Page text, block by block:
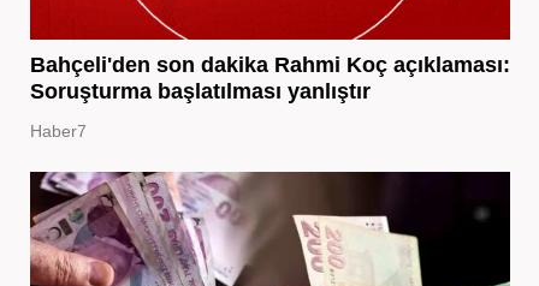
Bahçeli'den son dakika Rahmi Koç açıklaması:
Soruşturma başlatılması yanlıştır
Haber7